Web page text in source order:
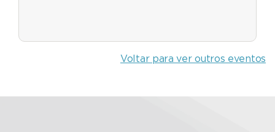
Voltar para ver outros eventos